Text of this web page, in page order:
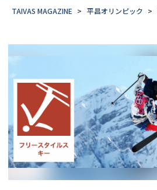
TAIVAS MAGAZINE 平昌オリンピック